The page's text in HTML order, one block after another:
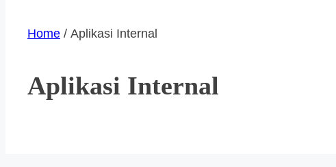
Home / Aplikasi Internal
Aplikasi Internal